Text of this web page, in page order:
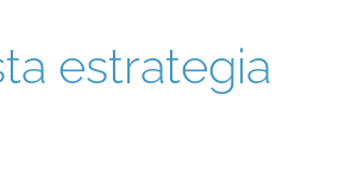
estrategia